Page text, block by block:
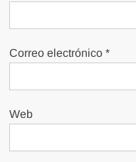
Correo electrónico*
Web